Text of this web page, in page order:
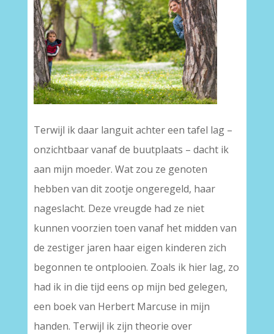
Terwijl ik daar languit achter een tafel lag –
onzichtbaar vanaf de buutplaats – dacht ik
aan mijn moeder. Wat zou ze genoten
hebben van dit zootje ongeregeld, haar
nageslacht. Deze vreugde had ze niet
kunnen voorzien toen vanaf het midden van
de zestiger jaren haar eigen kinderen zich
begonnen te ontplooien. Zoals ik hier lag, zo
had ik in die tijd eens op mijn bed gelegen,
een boek van Herbert Marcuse in mijn
handen. Terwijl ik zijn theorie over